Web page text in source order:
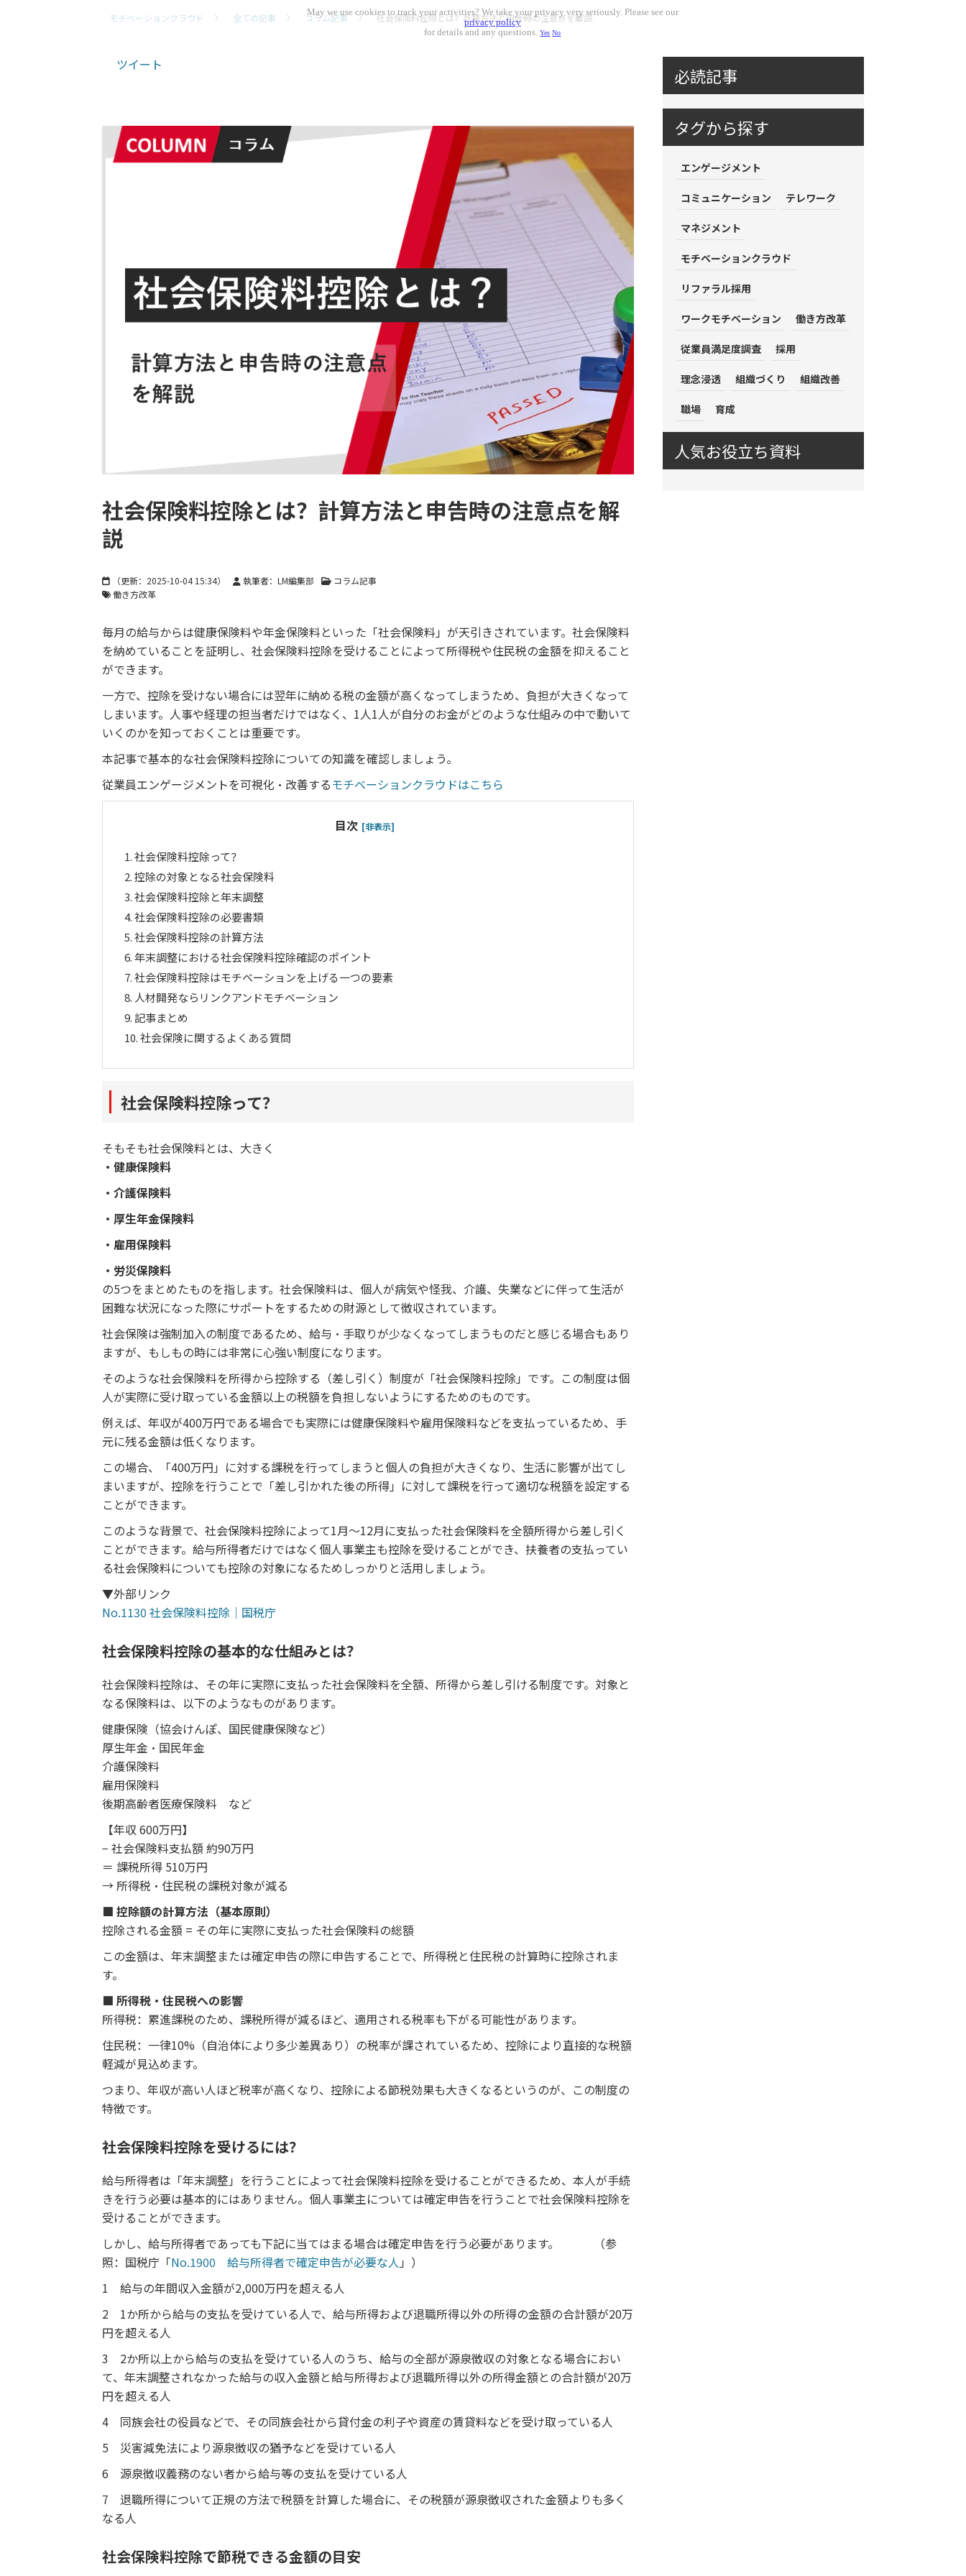
モチベーションクラウド 全ての記事 コラム記事 社会保険料控除とは？計算方法と申告時の注意点を解説
ツイート
社会保険料控除とは？計算方法と申告時の注意点を解
説
（更新： 2025-10-04 15:34） 執筆者：LM編集部
コラム記事
働き方改革
毎月の給与からは健康保険料や年金保険料といった「社会保険料」が天引きされています。社会保険料
を納めていることを証明し、社会保険料控除を受けることによって所得税や住民税の金額を抑えること
ができます。
一方で、控除を受けない場合には翌年に納める税の金額が高くなってしまうため、負担が大きくなって
しまいます。人事や経理の担当者だけではなく、1人1人が自分のお金がどのような仕組みの中で動いて
いくのかを知っておくことは重要です。
本記事で基本的な社会保険料控除についての知識を確認しましょう。
従業員エンゲージメントを可視化・改善するモチベーションクラウドはこちら
目次 [非表示]
1.社会保険料控除って？
2.控除の対象となる社会保険料
3.社会保険料控除と年末調整
4.社会保険料控除の必要書類
5.社会保険料控除の計算方法
6.年末調整における社会保険料控除確認のポイント
7.社会保険料控除はモチベーションを上げる一つの要素
8. 人材開発ならリンクアンドモチベーション
9. 記事まとめ
10.社会保険に関するよくある質問
社会保険料控除って？
そもそも社会保険料とは、大きく
・健康保険料
・介護保険料
・厚生年金保険料
・雇用保険料
・労災保険料
の5つをまとめたものを指します。社会保険料は、個人が病気や怪我、介護、失業などに伴って生活が
困難な状況になった際にサポートをするための財源として徴収されています。
社会保険は強制加入の制度であるため、給与・手取りが少なくなってしまうものだと感じる場合もあり
ますが、もしもの時には非常に心強い制度になります。
そのような社会保険料を所得から控除する（差し引く）制度が「社会保険料控除」です。この制度は個
人が実際に受け取っている金額以上の税額を負担しないようにするためのものです。
例えば、年収が400万円である場合でも実際には健康保険料や雇用保険料などを支払っているため、手
元に残る金額は低くなります。
この場合、「400万円」に対する課税を行ってしまうと個人の負担が大きくなり、生活に影響が出てし
まいますが、控除を行うことで「差し引かれた後の所得」に対して課税を行って適切な税額を設定する
ことができます。
このような背景で、社会保険料控除によって1月〜12月に支払った社会保険料を全額所得から差し引く
ことができます。給与所得者だけではなく個人事業主も控除を受けることができ、扶養者の支払ってい
る社会保険料についても控除の対象になるためしっかりと活用しましょう。
▼外部リンク
No.1130 社会保険料控除｜国税庁
社会保険料控除の基本的な仕組みとは？
社会保険料控除は、その年に実際に支払った社会保険料を全額、所得から差し引ける制度です。対象と
なる保険料は、以下のようなものがあります。
健康保険（協会けんぽ、国民健康保険など）
厚生年金・国民年金
介護保険料
雇用保険料
後期高齢者医療保険料 など
【年収 600万円】
− 社会保険料支払額 約90万円
＝ 課税所得 510万円
→ 所得税・住民税の課税対象が減る
■ 控除額の計算方法（基本原則）
控除される金額 = その年に実際に支払った社会保険料の総額
この金額は、年末調整または確定申告の際に申告することで、所得税と住民税の計算時に控除されま
す。
■ 所得税・住民税への影響
所得税：累進課税のため、課税所得が減るほど、適用される税率も下がる可能性があります。
住民税：一律10%（自治体により多少差異あり）の税率が課されているため、控除により直接的な税額
軽減が見込めます。
つまり、年収が高い人ほど税率が高くなり、控除による節税効果も大きくなるというのが、この制度の
特徴です。
社会保険料控除を受けるには？
給与所得者は「年末調整」を行うことによって社会保険料控除を受けることができるため、本人が手続
きを行う必要は基本的にはありません。個人事業主については確定申告を行うことで社会保険料控除を
受けることができます。
しかし、給与所得者であっても下記に当てはまる場合は確定申告を行う必要があります。 （参
照：国税庁「No.1900 給与所得者で確定申告が必要な人 」）
1 給与の年間収入金額が2,000万円を超える人
2 1か所から給与の支払を受けている人で、給与所得および退職所得以外の所得の金額の合計額が20万
円を超える人
3 2か所以上から給与の支払を受けている人のうち、給与の全部が源泉徴収の対象となる場合におい
て、年末調整されなかった給与の収入金額と給与所得および退職所得以外の所得金額との合計額が20万
円を超える人
4 同族会社の役員などで、その同族会社から貸付金の利子や資産の賃貸料などを受け取っている人
5 災害減免法により源泉徴収の猶予などを受けている人
6 源泉徴収義務のない者から給与等の支払を受けている人
7 退職所得について正規の方法で税額を計算した場合に、その税額が源泉徴収された金額よりも多く
なる人
社会保険料控除で節税できる金額の目安
必読記事
タグから探す
エンゲージメント
コミュニケーション テレワーク
マネジメント
モチベーションクラウド
リファラル採用
ワークモチベーション 働き方改革
従業員満足度調査 採用
理念浸透 組織づくり 組織改善
職場 育成
人気お役立ち資料
May we use cookies to track your activities? We take your privacy very seriously. Please see our
privacy policy
for details and any questions.Yes No